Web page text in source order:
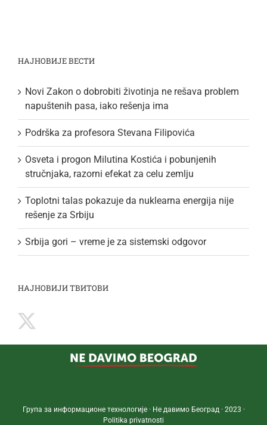
НАЈНОВИЈЕ ВЕСТИ
Novi Zakon o dobrobiti životinja ne rešava problem
napuštenih pasa, iako rešenja ima
Podrška za profesora Stevana Filipovića
Osveta i progon Milutina Kostića i pobunjenih
stručnjaka, razorni efekat za celu zemlju
Toplotni talas pokazuje da nuklearna energija nije
rešenje za Srbiju
Srbija gori – vreme je za sistemski odgovor
НАЈНОВИЈИ ТВИТОВИ
Група за информационе технологије · Не давимо Београд · 2023 ·
Politika privatnosti